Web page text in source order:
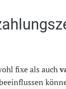
fixe als auch